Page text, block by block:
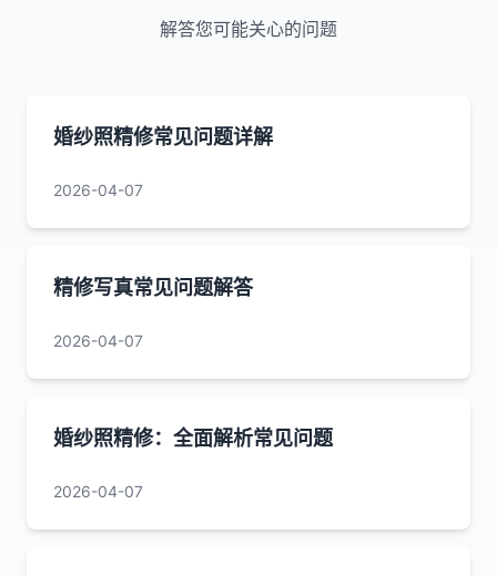
解答您可能关心的问题
婚纱照精修常见问题详解
2026-04-07
精修写真常见问题解答
2026-04-07
婚纱照精修：全面解析常见问题
2026-04-07